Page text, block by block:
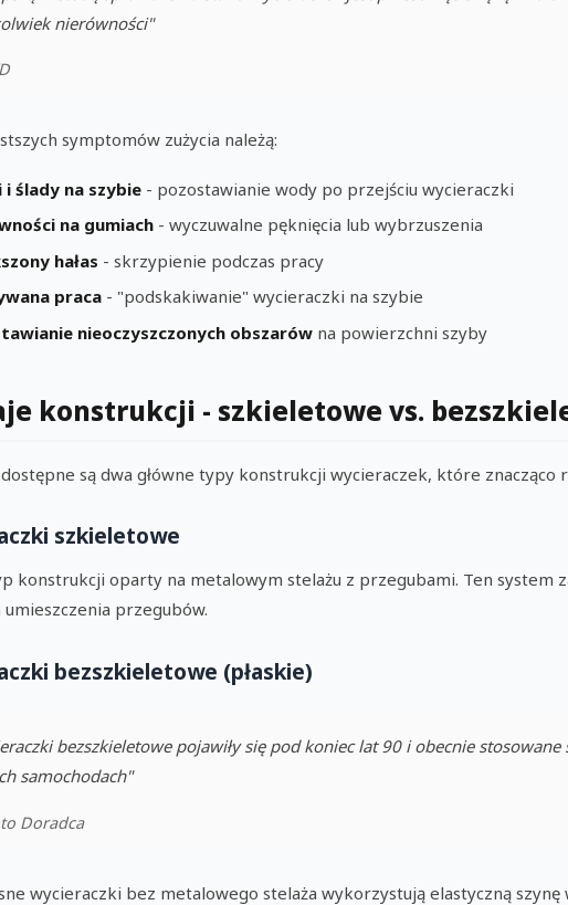
nierówności"
symptomów zużycia należą:
i ślady na szybie - pozostawianie wody po przejściu wycieraczki
na gumiach - wyczuwalne pęknięcia lub wybrzuszenia
hałas - skrzypienie podczas pracy
praca - "podskakiwanie" wycieraczki na szybie
nieoczyszczonych obszarów na powierzchni szyby
konstrukcji - szkieletowe vs.
są dwa główne typy konstrukcji wycieraczek, które znacząco
szkieletowe
konstrukcji oparty na metalowym stelażu z przegubami. Ten system
umieszczenia przegubów.
bezszkieletowe (płaskie)
bezszkieletowe pojawiły się pod koniec lat 90 i obecnie
samochodach"
Doradca
wycieraczki bez metalowego stelaża wykorzystują elastyczną